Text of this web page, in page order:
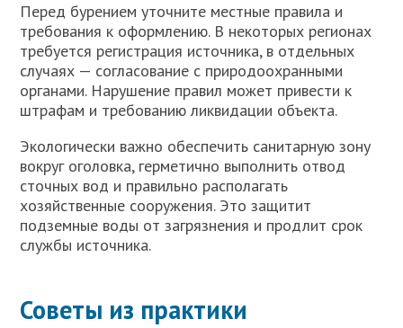
Перед бурением уточните местные правила и
требования к оформлению. В некоторых регионах
требуется регистрация источника, в отдельных
случаях — согласование с природоохранными
органами. Нарушение правил может привести к
штрафам и требованию ликвидации объекта.
Экологически важно обеспечить санитарную зону
вокруг оголовка, герметично выполнить отвод
сточных вод и правильно располагать
хозяйственные сооружения. Это защитит
подземные воды от загрязнения и продлит срок
службы источника.
Советы из практики